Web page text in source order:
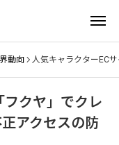
動向 人気キャラクターEC
フクヤ」でクレ
アクセスの防